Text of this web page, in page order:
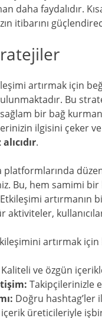
daha faydalıdır.
itibarını
artırmak için
Bu
bir bağ
ilgisini çeker
.
platformlarında
Bu, hem samimi
artırmanın
artırmak
Kaliteli ve özgün
Takipçilerinizle
Doğru hashtag’ler
üreticileriyle